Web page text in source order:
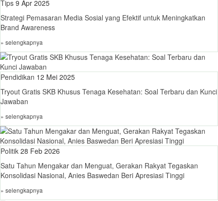
Tips 9 Apr 2025
Strategi Pemasaran Media Sosial yang Efektif untuk Meningkatkan
Brand Awareness
» selengkapnya
Pendidikan 12 Mei 2025
Tryout Gratis SKB Khusus Tenaga Kesehatan: Soal Terbaru dan Kunci
Jawaban
» selengkapnya
Politik 28 Feb 2026
Satu Tahun Mengakar dan Menguat, Gerakan Rakyat Tegaskan
Konsolidasi Nasional, Anies Baswedan Beri Apresiasi Tinggi
» selengkapnya